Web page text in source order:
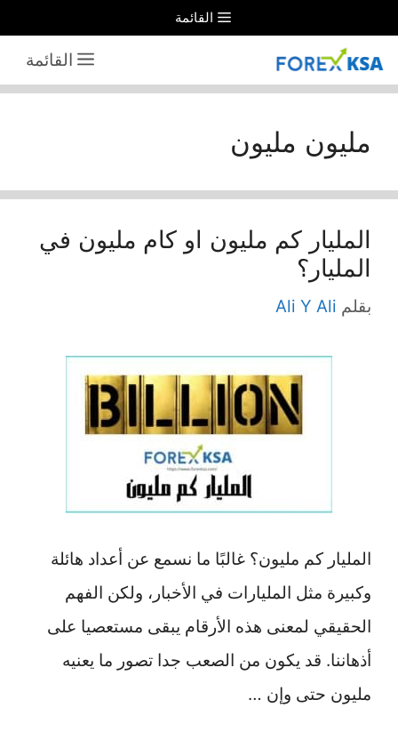
المحتوى
القائمة
القائمة
مليون مليون
المليار كم مليون او كام مليون في
المليار؟
بقلم Ali Y Ali
المليار كم مليون؟ غالبًا ما نسمع عن أعداد هائلة
وكبيرة مثل المليارات في الأخبار، ولكن الفهم
الحقيقي لمعنى هذه الأرقام يبقى مستعصيا على
أذهاننا. قد يكون من الصعب جدا تصور ما يعنيه
مليون حتى وإن …